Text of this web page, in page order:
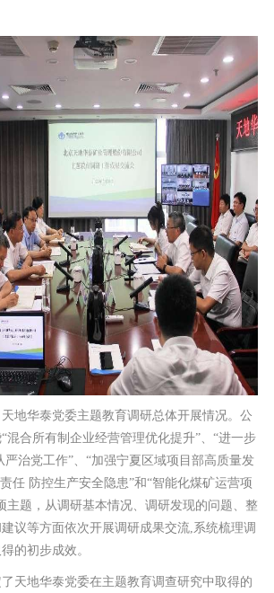
地华泰党委主题教育调研总体开展情况。公
混合所有制企业经营管理优化提升”、“进一步
治党工作”、“加强宁夏区域项目部高质量发
任 防控生产安全隐患”和“智能化煤矿运营项
主题，从调研基本情况、调研发现的问题、整
议等方面依次开展调研成果交流,系统梳理调
的初步成效。
天地华泰党委在主题教育调查研究中取得的